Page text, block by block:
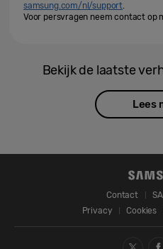
samsung.com/nl/support.
Voor persvragen neem contact op
Bekijk de laatste
Lees
Contact
Privacy
Cookies